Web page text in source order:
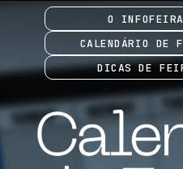
O
CALENDÁRIO DE
DICAS DE